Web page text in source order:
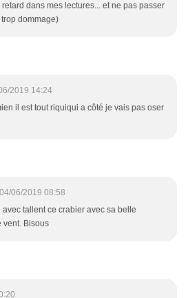
dans mes lectures... et ne pas passer
dommage)
2019 14:24
il est tout riquiqui a côté je vais pas oser
04/06/2019 08:58
avec tallent ce crabier avec sa belle
vent. Bisous